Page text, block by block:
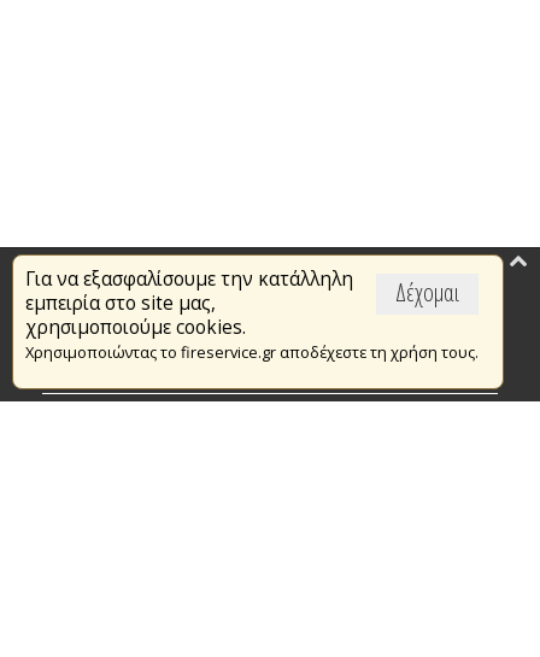
Δέχομαι
Για να εξασφαλίσουμε την κατάλληλη
εμπειρία στο site μας,
χρησιμοποιούμε cookies.
Χρησιμοποιώντας το fireservice.gr αποδέχεστε τη χρήση τους.
Επικαιρότητα
Το Πυροσβεστικό Σώμα